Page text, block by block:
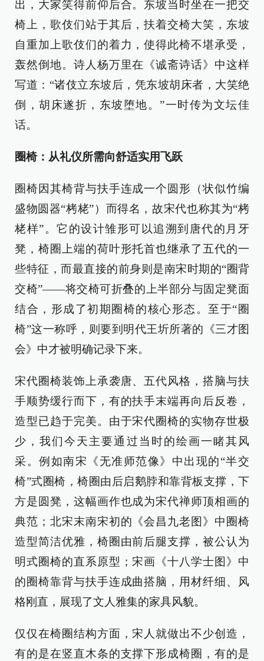
出，大家笑得前仰后合。东坡当时坐在一把交
椅上，歌伎们站于其后，扶着交椅大笑，东坡
自重加上歌伎们的着力，使得此椅不堪承受，
轰然倒地。诗人杨万里在《诚斋诗话》中这样
写道：“诸伎立东坡后，凭东坡胡床者，大笑绝
倒，胡床遂折，东坡堕地。”一时传为文坛佳
话。
圈椅：从礼仪所需向舒适实用飞跃
圈椅因其椅背与扶手连成一个圆形（状似竹编
盛物圆器“栲栳”）而得名，故宋代也称其为“栲
栳样”。它的设计雏形可以追溯到唐代的月牙
凳，椅圈上端的荷叶形托首也继承了五代的一
些特征，而最直接的前身则是南宋时期的“圈背
交椅”——将交椅可折叠的上半部分与固定凳面
结合，形成了初期圈椅的核心形态。至于“圈
椅”这一称呼，则要到明代王圻所著的《三才图
会》中才被明确记录下来。
宋代圈椅装饰上承袭唐、五代风格，搭脑与扶
手顺势缓行而下，有的扶手末端再向后反卷，
造型已趋于完美。由于宋代圈椅的实物存世极
少，我们今天主要通过当时的绘画一睹其风
采。例如南宋《无准师范像》中出现的“半交
椅”式圈椅，椅圈由后启鹅脖和靠背板支撑，下
方是圆凳，这幅画作也成为宋代禅师顶相画的
典范；北宋末南宋初的《会昌九老图》中圈椅
造型简洁优雅，椅圈由前后腿支撑，被公认为
明式圈椅的直系原型；宋画《十八学士图》中
的圈椅靠背与扶手连成曲搭脑，用材纤细、风
格刚直，展现了文人雅集的家具风貌。
仅仅在椅圈结构方面，宋人就做出不少创造，
有的是在竖直木条的支撑下形成椅圈，有的是